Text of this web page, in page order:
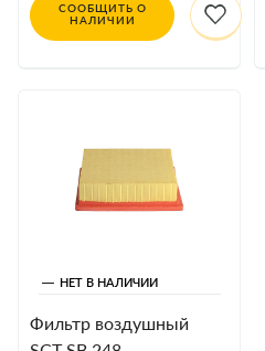
СООБЩИТЬ О
НАЛИЧИИ
НЕТ В НАЛИЧИИ
Фильтр воздушный